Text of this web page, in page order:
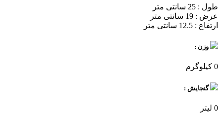
طول : 25 سانتی متر
عرض : 19 سانتی متر
ارتفاع : 12.5 سانتی متر
وزن :
0 کیلوگرم
گنجایش :
0 لیتر